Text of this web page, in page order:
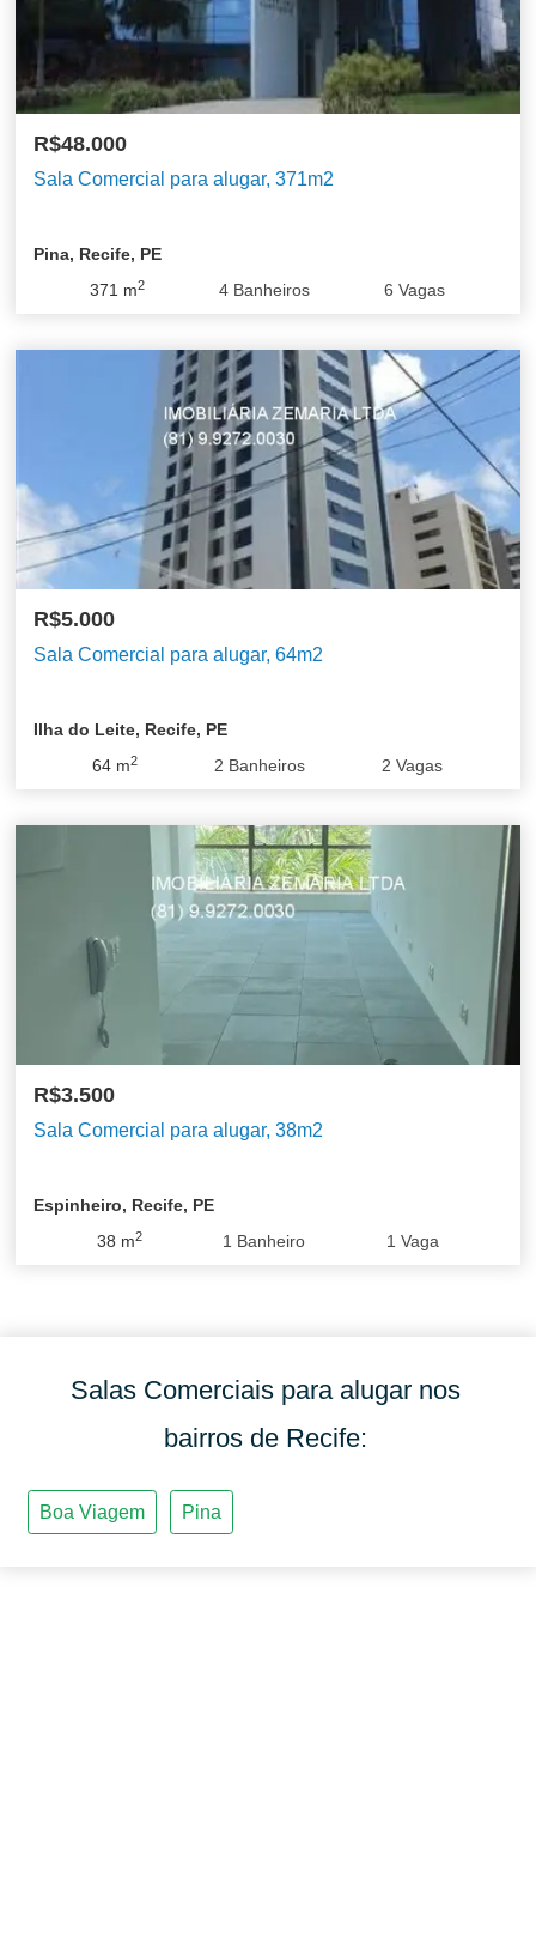
R$48.000
Sala Comercial para alugar, 371m2
Pina, Recife, PE
371 m2 4 Banheiros 6 Vagas
R$5.000
Sala Comercial para alugar, 64m2
Ilha do Leite, Recife, PE
64 m2 2 Banheiros 2 Vagas
R$3.500
Sala Comercial para alugar, 38m2
Espinheiro, Recife, PE
38 m2 1 Banheiro 1 Vaga
Salas Comerciais para alugar nos
bairros de Recife:
Pina